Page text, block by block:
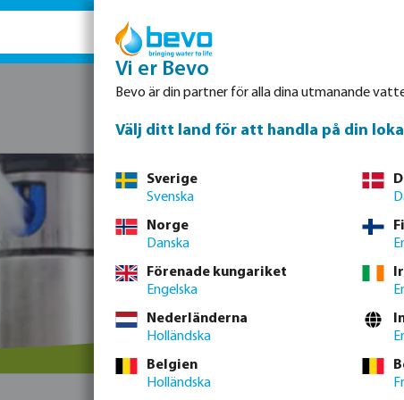
Reservdelar Om Bevo
Vi er Bevo
Bevo är din partner för alla dina utmanande
Välj ditt land för att handla på din
Sverige
Svenska
Norge
Danska
Förenade kungariket
Engelska
Nederländerna
Holländska
Belgien
Holländska